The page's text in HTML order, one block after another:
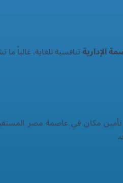
الإداريةتنافسية للغاية. غالباً
مكان في عاصمة مصر